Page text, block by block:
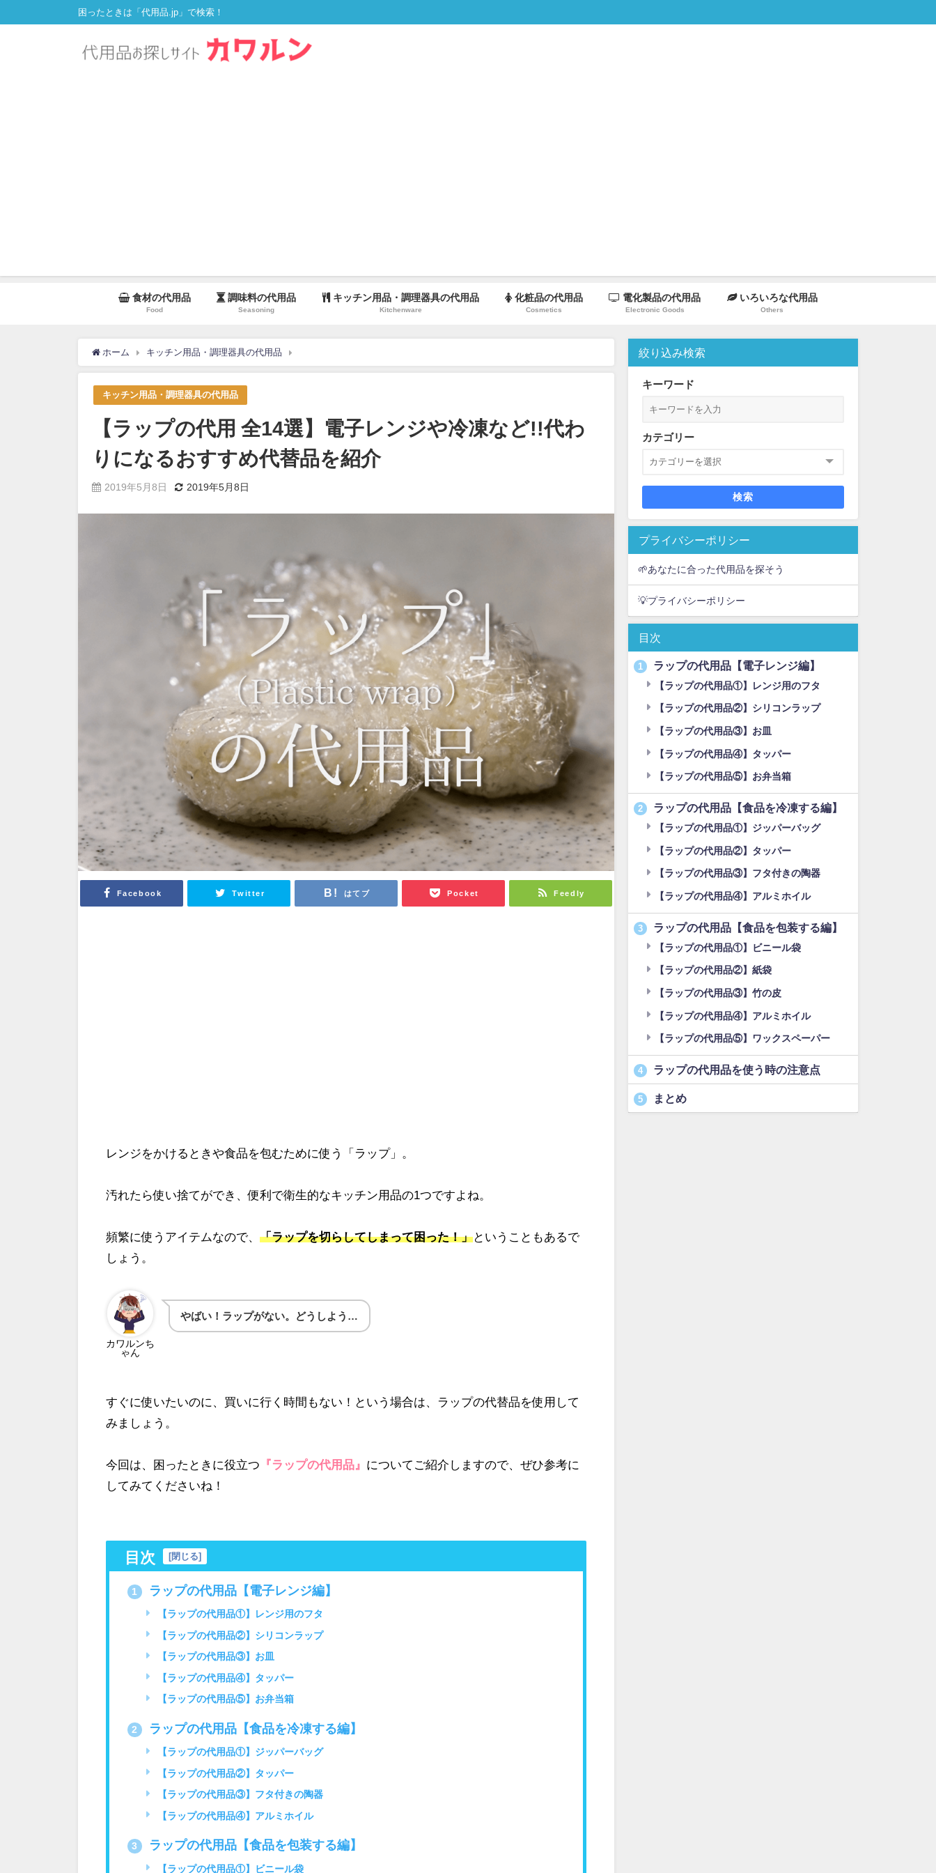
困ったときは「代用品.jp」で検索！
食材の代用品
Food
調味料の代用品
Seasoning
キッチン用品・調理器具の代用品
Kitchenware
化粧品の代用品
Cosmetics
電化製品の代用品
Electronic Goods
いろいろな代用品
Others
ホーム キッチン用品・調理器具の代用品 【ラップの代用 全14選】電子レンジや冷凍など!!代わりになるおすすめ代替品を紹介
キッチン用品・調理器具の代用品
【ラップの代用 全14選】電子レンジや冷凍など!!代わ
りになるおすすめ代替品を紹介
2019年5月8日 2019年5月8日
Facebook Twitter はてブ Pocket Feedly
レンジをかけるときや食品を包むために使う「ラップ」。
汚れたら使い捨てができ、便利で衛生的なキッチン用品の1つですよね。
頻繁に使うアイテムなので、 「ラップを切らしてしまって困った！」ということもあるで
しょう。
カワルンち
ゃん
やばい！ラップがない。どうしよう…
すぐに使いたいのに、買いに行く時間もない！という場合は、ラップの代替品を使用して
みましょう。
今回は、困ったときに役立つ 『ラップの代用品』 についてご紹介しますので、ぜひ参考に
してみてくださいね！
目次 [閉じる]
1 ラップの代用品【電子レンジ編】
【ラップの代用品①】レンジ用のフタ
【ラップの代用品②】シリコンラップ
【ラップの代用品③】お皿
【ラップの代用品④】タッパー
【ラップの代用品⑤】お弁当箱
2 ラップの代用品【食品を冷凍する編】
【ラップの代用品①】ジッパーバッグ
【ラップの代用品②】タッパー
【ラップの代用品③】フタ付きの陶器
【ラップの代用品④】アルミホイル
3 ラップの代用品【食品を包装する編】
【ラップの代用品①】ビニール袋
絞り込み検索
キーワード
カテゴリー
検索
プライバシーポリシー
🌱あなたに合った代用品を探そう
💡プライバシーポリシー
目次
1 ラップの代用品【電子レンジ編】
【ラップの代用品①】レンジ用のフタ
【ラップの代用品②】シリコンラップ
【ラップの代用品③】お皿
【ラップの代用品④】タッパー
【ラップの代用品⑤】お弁当箱
2 ラップの代用品【食品を冷凍する編】
【ラップの代用品①】ジッパーバッグ
【ラップの代用品②】タッパー
【ラップの代用品③】フタ付きの陶器
【ラップの代用品④】アルミホイル
3 ラップの代用品【食品を包装する編】
【ラップの代用品①】ビニール袋
【ラップの代用品②】紙袋
【ラップの代用品③】竹の皮
【ラップの代用品④】アルミホイル
【ラップの代用品⑤】ワックスペーパー
4 ラップの代用品を使う時の注意点
5 まとめ